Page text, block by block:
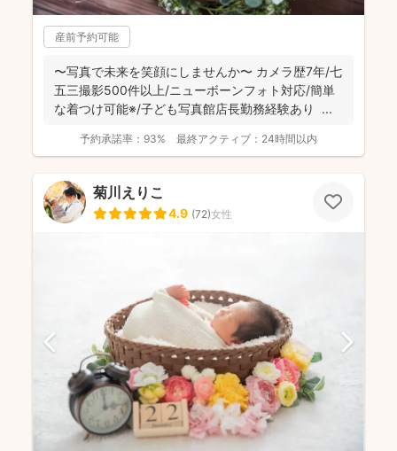
産前予約可能
〜写真で未来を笑顔にしませんか〜 カメラ歴7年/七
五三撮影500件以上/ニューボーンフォト対応/簡単
な着つけ可能※/子ども写真館店長勤務経験あり ...
予約承諾率： 93% 最終アクティブ： 24時間以内
菊川えりこ
4.9 (72)女性